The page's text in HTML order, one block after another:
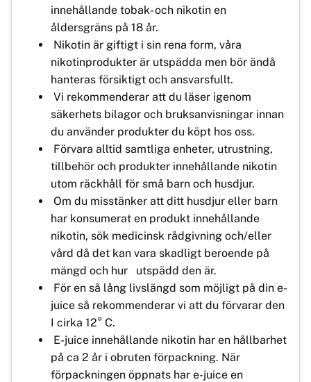
innehållande tobak- och nikotin en
åldersgräns på 18 år.
Nikotin är giftigt i sin rena form, våra
nikotinprodukter är utspädda men bör ändå
hanteras försiktigt och ansvarsfullt.
Vi rekommenderar att du läser igenom
säkerhets bilagor och bruksanvisningar innan
du använder produkter du köpt hos oss.
Förvara alltid samtliga enheter, utrustning,
tillbehör och produkter innehållande nikotin
utom räckhåll för små barn och husdjur.
Om du misstänker att ditt husdjur eller barn
har konsumerat en produkt innehållande
nikotin, sök medicinsk rådgivning och/eller
vård då det kan vara skadligt beroende på
mängd och hur utspädd den är.
För en så lång livslängd som möjligt på din e-
juice så rekommenderar vi att du förvarar den
I cirka 12° C.
E-juice innehållande nikotin har en hållbarhet
på ca 2 år i obruten förpackning. När
förpackningen öppnats har e-juice en